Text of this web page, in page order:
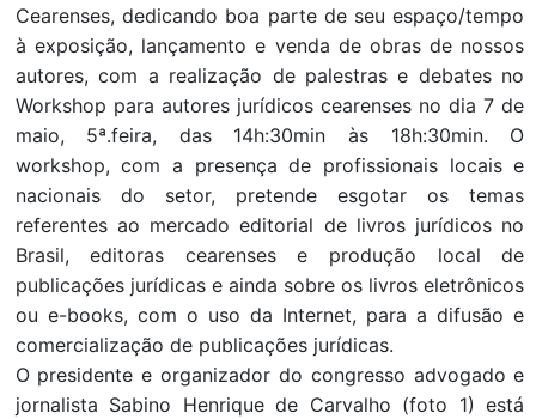
Cearenses, dedicando boa parte de seu espaço/tempo
à exposição, lançamento e venda de obras de nossos
autores, com a realização de palestras e debates no
Workshop para autores jurídicos cearenses no dia 7 de
maio, 5ª.feira, das 14h:30min às 18h:30min. O
workshop, com a presença de profissionais locais e
nacionais do setor, pretende esgotar os temas
referentes ao mercado editorial de livros jurídicos no
Brasil, editoras cearenses e produção local de
publicações jurídicas e ainda sobre os livros eletrônicos
ou e-books, com o uso da Internet, para a difusão e
comercialização de publicações jurídicas.
O presidente e organizador do congresso advogado e
jornalista Sabino Henrique de Carvalho (foto 1) está